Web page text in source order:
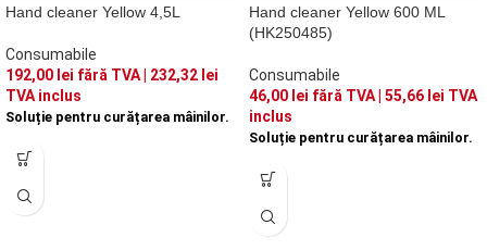
Hand cleaner Yellow 4,5L
Consumabile
192,00 lei fără TVA | 232,32 lei
TVA inclus
Soluție pentru curățarea mâinilor.
Hand cleaner Yellow 600 ML
(HK250485)
Consumabile
46,00 lei fără TVA | 55,66 lei TVA
inclus
Soluție pentru curățarea mâinilor.